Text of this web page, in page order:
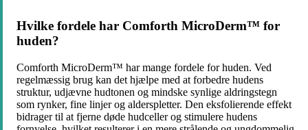
Hvilke fordele har Comforth MicroDerm™ for
huden?
Comforth MicroDerm™ har mange fordele for huden. Ved
regelmæssig brug kan det hjælpe med at forbedre hudens
struktur, udjævne hudtonen og mindske synlige aldringstegn
som rynker, fine linjer og alderspletter. Den eksfolierende effekt
bidrager til at fjerne døde hudceller og stimulere hudens